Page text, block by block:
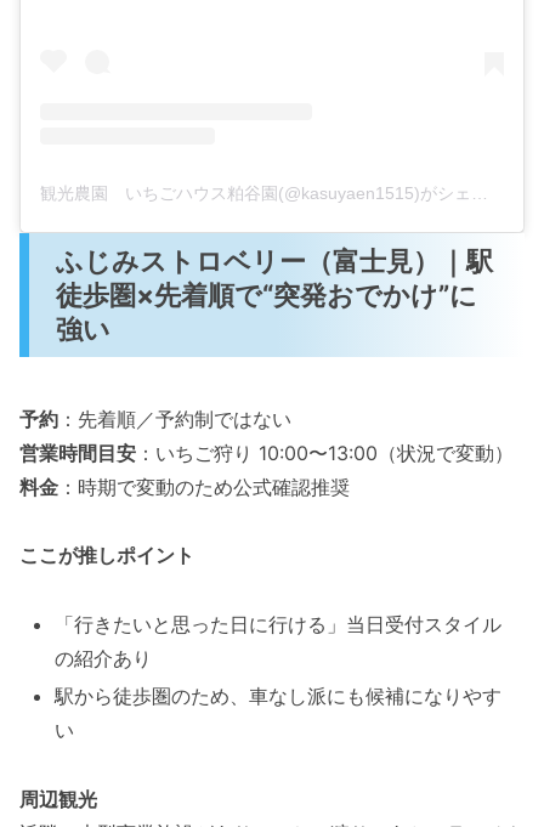
観光農園 いちごハウス粕谷園(@kasuyaen1515)がシェアした投稿
ふじみストロベリー（富士見）｜駅
徒歩圏×先着順で“突発おでかけ”に
強い
予約 ：先着順／予約制ではない
営業時間目安 ：いちご狩り 10:00〜13:00（状況で変動）
料金 ：時期で変動のため公式確認推奨
ここが推しポイント
「行きたいと思った日に行ける」当日受付スタイル
の紹介あり
駅から徒歩圏のため、車なし派にも候補になりやす
い
周辺観光